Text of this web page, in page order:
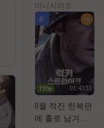
랑 ] 완결 1080p
5.1
미니시리즈
6
01:43:31
8월 적진 한복판
에 홀로 남겨진